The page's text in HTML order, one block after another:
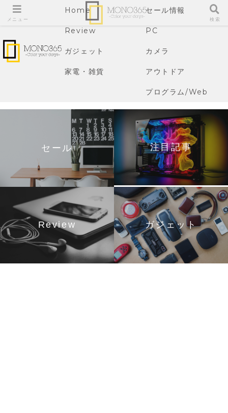
Home セール情報
Review PC
ガジェット カメラ
家電・雑貨 アウトドア
プログラム/Web
セール 注目記事
Review ガジェット
メニュー 検索